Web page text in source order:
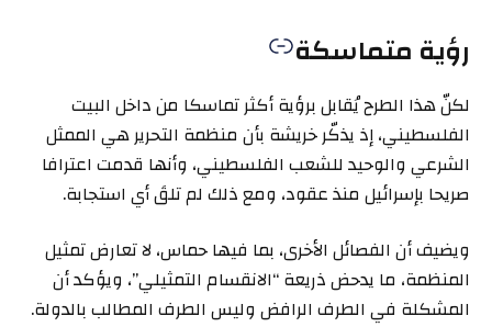
رؤية متماسكة
لكنّ هذا الطرح يُقابل برؤية أكثر تماسكا من داخل البيت
الفلسطيني، إذ يذكّر خريشة بأن منظمة التحرير هي الممثل
الشرعي والوحيد للشعب الفلسطيني، وأنها قدمت اعترافا
صريحا بإسرائيل منذ عقود، ومع ذلك لم تلقَ أي استجابة.
ويضيف أن الفصائل الأخرى، بما فيها حماس، لا تعارض تمثيل
المنظمة، ما يدحض ذريعة “الانقسام التمثيلي”، ويؤكد أن
المشكلة في الطرف الرافض وليس الطرف المطالب بالدولة.